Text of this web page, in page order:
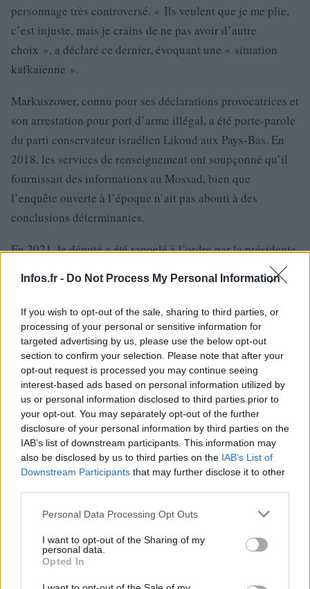
Infos.fr - Do Not Process My Personal Information
If you wish to opt-out of the sale, sharing to third parties, or
processing of your personal or sensitive information for
targeted advertising by us, please use the below opt-out
section to confirm your selection. Please note that after your
opt-out request is processed you may continue seeing
interest-based ads based on personal information utilized by
us or personal information disclosed to third parties prior to
your opt-out. You may separately opt-out of the further
disclosure of your personal information by third parties on the
IAB’s list of downstream participants. This information may
also be disclosed by us to third parties on the IAB’s List of
Downstream Participants that may further disclose it to other
Please note that this website/app uses one or more Google
not limited to your visit or usage behaviour. You may click to
grant or deny consent to Google and its third-party tags to
use your data for below specified purposes in below Google
consent section.
Personal Data Processing Opt Outs
I want to opt-out of the Sharing of my
personal data.
Opted In
personnage très controversé. « Ils veulent que je me plie,
c’est injuste, mais je crains de ne pas avoir d’autre
choix », a déclaré ce dernier, évoquant une « situation
kafkaïenne ».
Markuszower, connu pour ses déclarations provocatrices et
son arrestation pour port d’arme illégal, a été porte-parole
du parti conservateur israélien Likoud aux Pays-Bas. En
2018, les services de renseignement ont soupçonné qu’il
fournissait des informations au Mossad, bien que
l’enquête ouverte à l’époque n’ait pas abouti à des
conclusions déterminantes.
En 2021, le député a été rappelé à l’ordre par la présidente
de la Deuxième Chambre pour avoir critiqué la politique
« criminelle » du gouvernement en matière
d’immigration. On lui reprocherait également d’avoir
entretenu des relations avec un théoricien du complot qui
a plusieurs fois accusé des personnalités politiques de
pédophilie, dont le Premier ministre démissionnaire libéral
Mark Rutte.